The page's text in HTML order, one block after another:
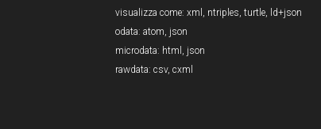
visualizza come: xml , ntriples, turtle, ld+json
odata: atom, json
microdata: html , json
rawdata: csv, cxml